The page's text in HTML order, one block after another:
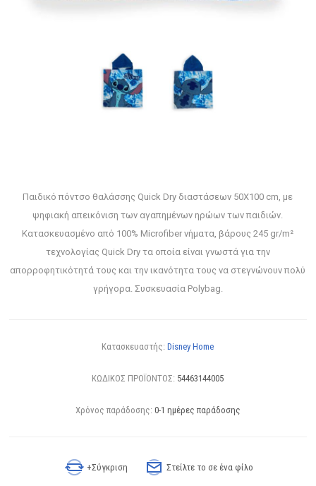
Παιδικό πόντσο θαλάσσης Quick Dry διαστάσεων 50X100 cm, με
ψηφιακή απεικόνιση των αγαπημένων ηρώων των παιδιών.
Κατασκευασμένο από 100% Microfiber νήματα, βάρους 245 gr/m²
τεχνολογίας Quick Dry τα οποία είναι γνωστά για την
απορροφητικότητά τους και την ικανότητα τους να στεγνώνουν πολύ
γρήγορα. Συσκευασία Polybag.
Κατασκευαστής: Disney Home
ΚΩΔΙΚΟΣ ΠΡΟΪΟΝΤΟΣ: 54463144005
Χρόνος παράδοσης: 0-1 ημέρες παράδοσης
+Σύγκριση Στείλτε το σε ένα φίλο